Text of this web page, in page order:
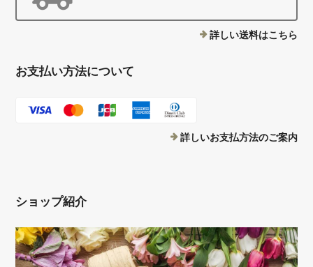
詳しい送料はこちら
お支払い方法について
詳しいお支払方法のご案内
ショップ紹介